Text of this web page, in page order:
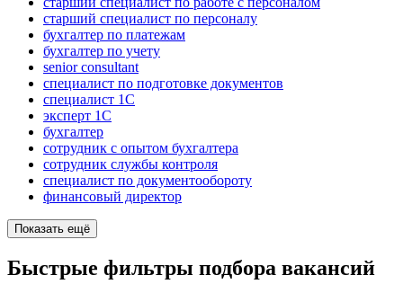
старший специалист по персоналу
бухгалтер по платежам
бухгалтер по учету
senior consultant
специалист по подготовке документов
специалист 1С
эксперт 1С
бухгалтер
сотрудник с опытом бухгалтера
сотрудник службы контроля
специалист по документообороту
финансовый директор
Показать ещё
Быстрые фильтры подбора вакансий